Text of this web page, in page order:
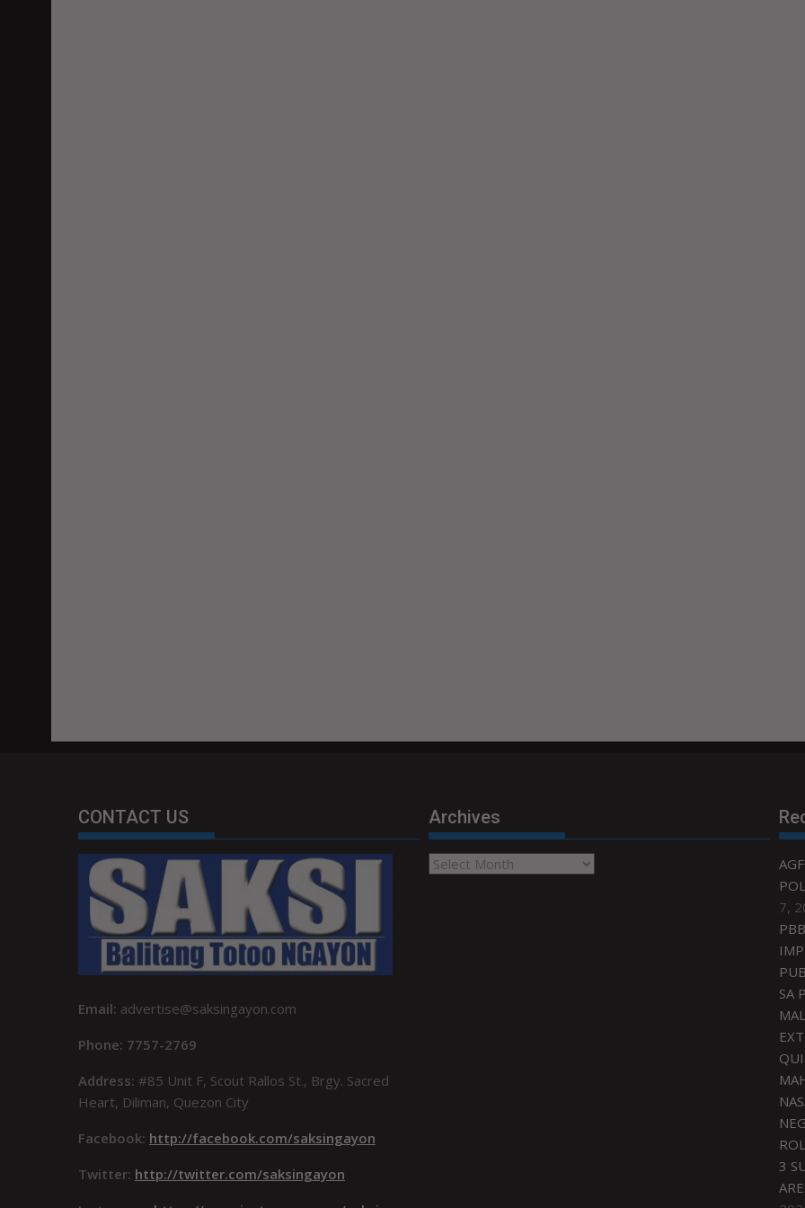
CONTACT US
Email: advertise@saksingayon.com
Phone: 7757-2769
Address: #85 Unit F, Scout Rallos St., Brgy. Sacred
Heart, Diliman, Quezon City
Facebook: http://facebook.com/saksingayon
Twitter: http://twitter.com/saksingayon
Archives
Archives
7,
SA
3